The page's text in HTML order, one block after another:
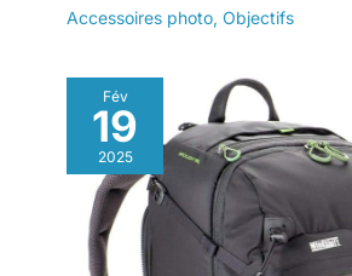
Accessoires photo, Objectifs
Fév
19
2025